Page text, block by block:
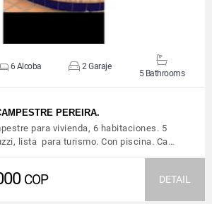
6 Alcoba 2 Garaje
5 Bathrooms
PEREIRA.
para vivienda, 6 habitaciones. 5
lista para turismo. Con piscina. Ca…
COP DETAIL